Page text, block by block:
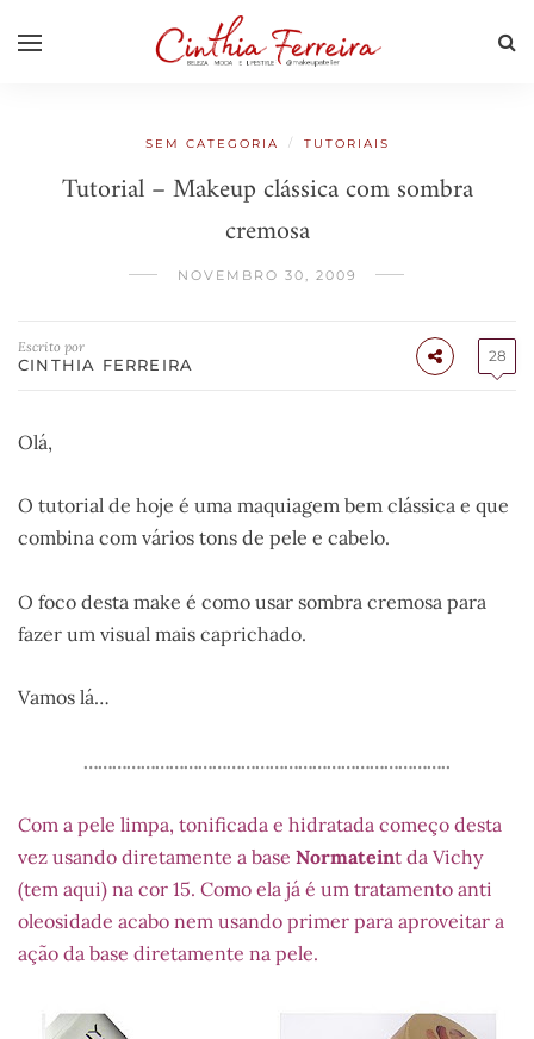
SEM CATEGORIA / TUTORIAIS
Tutorial – Makeup clássica com sombra
cremosa
NOVEMBRO 30, 2009
Escrito por
CINTHIA FERREIRA 28
Olá,
O tutorial de hoje é uma maquiagem bem clássica e que
combina com vários tons de pele e cabelo.
O foco desta make é como usar sombra cremosa para
fazer um visual mais caprichado.
Vamos lá…
…………………………………………………………………..
Com a pele limpa, tonificada e hidratada começo desta
vez usando diretamente a base Normateint da Vichy
(tem aqui) na cor 15. Como ela já é um tratamento anti
oleosidade acabo nem usando primer para aproveitar a
ação da base diretamente na pele.